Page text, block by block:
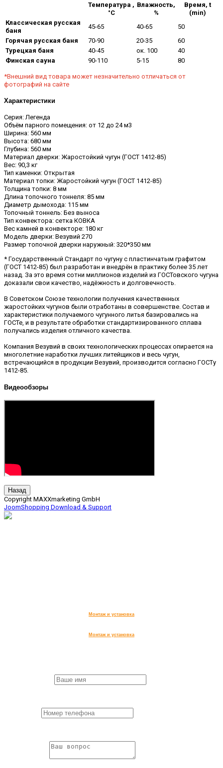
Температура ,
°С
Влажность,
%
Время, t
(min)
Классическая русская
баня
45-65 40-65
50
Горячая русская баня
70-90 20-35
60
Турецкая баня
40-45 ок. 100
40
Финская сауна
90-110 5-15 80
*Внешний вид товара может незначительно отличаться от
фотографий на сайте
Характеристики
Серия: Легенда
Объём парного помещения: от 12 до 24 м3
Ширина: 560 мм
Высота: 680 мм
Глубина: 560 мм
Материал дверки: Жаростойкий чугун (ГОСТ 1412-85)
Вес: 90,3 кг
Тип каменки: Открытая
Материал топки: Жаростойкий чугун (ГОСТ 1412-85)
Толщина топки: 8 мм
Длина топочного тоннеля: 85 мм
Диаметр дымохода: 115 мм
Топочный тоннель: Без выноса
Тип конвектора: сетка КОВКА
Вес камней в конвекторе: 180 кг
Модель дверки: Везувий 270
Размер топочной дверки наружный: 320*350 мм
* Государственный Стандарт по чугуну с пластинчатым графитом
(ГОСТ 1412-85) был разработан и внедрён в практику более 35 лет
назад. За это время сотни миллионов изделий из ГОСТовского чугуна
доказали свои качество, надёжность и долговечность.
В Советском Союзе технологии получения качественных
жаростойких чугунов были отработаны в совершенстве. Состав и
характеристики получаемого чугунного литья базировались на
ГОСТе, и в результате обработки стандартизированного сплава
получались изделия отличного качества.
Компания Везувий в своих технологических процессах опирается на
многолетние наработки лучших литейщиков и весь чугун,
встречающийся в продукции Везувий, производится согласно ГОСТу
1412-85.
Видеообзоры
Copyright MAXXmarketing GmbH
JoomShopping Download & Support
Монтаж и установка
Монтаж и установка